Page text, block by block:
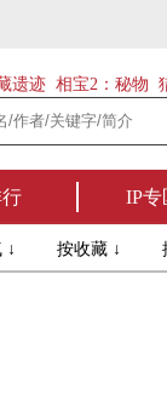
遗迹 相宝2：秘物
IP专
↓ 按收藏 ↓